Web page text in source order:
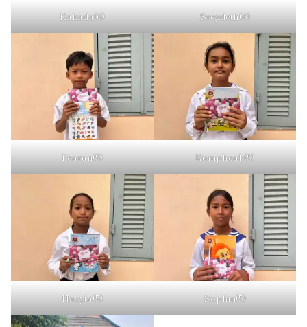
Kakada(6) Sreydeth(6)
Pearun(5) Kumpheak(5)
Navyta(5) Sophin(5)